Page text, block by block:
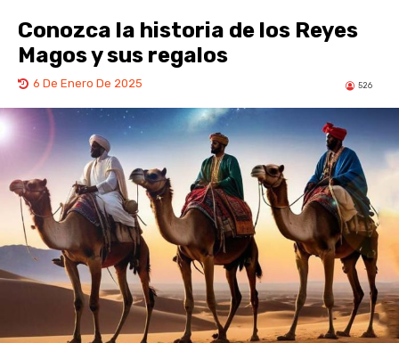
Conozca la historia de los Reyes
Magos y sus regalos
6 De Enero De 2025 526